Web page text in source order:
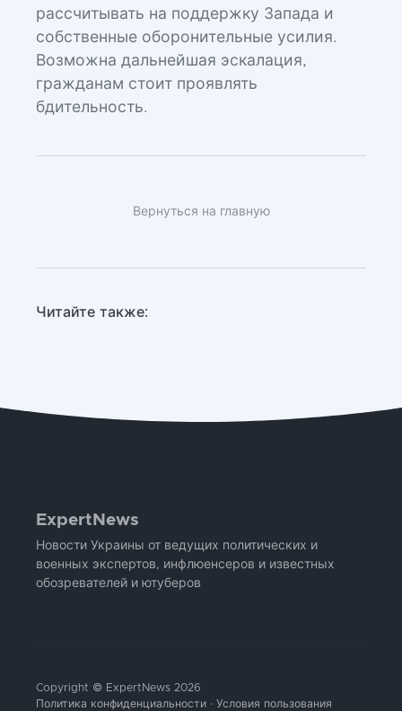
рассчитывать на поддержку Запада и
собственные оборонительные усилия.
Возможна дальнейшая эскалация,
гражданам стоит проявлять
бдительность.
Вернуться на главную
Читайте также:
ExpertNews
Новости Украины от ведущих политических и
военных экспертов, инфлюенсеров и известных
обозревателей и ютуберов
Copyright © ExpertNews 2026
Политика конфиденциальности · Условия пользования